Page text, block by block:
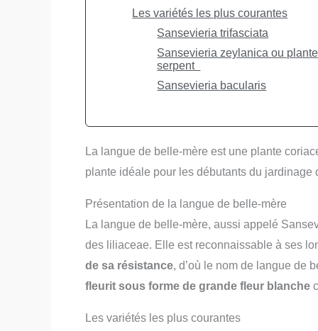
Les variétés les plus courantes
Sansevieria trifasciata
Sansevieria zeylanica ou plante
serpent
Sansevieria bacularis
La langue de belle-mère est une plante
plante idéale pour les débutants du
Présentation de la langue de belle-mère
La langue de belle-mère, aussi appelé
des liliaceae. Elle est reconnaissable à ses
de sa résistance, d’où le nom de langue de
fleurit sous forme de grande fleur blanche
Les variétés les plus courantes